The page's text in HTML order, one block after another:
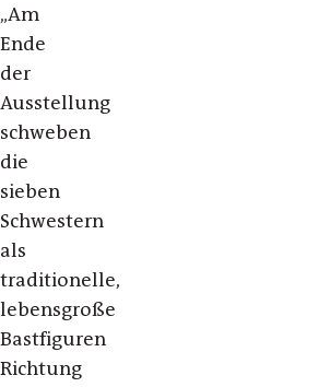
„Am
Ende
der
Ausstellung
schweben
die
sieben
Schwestern
als
traditionelle,
lebensgroße
Bastfiguren
Richtung